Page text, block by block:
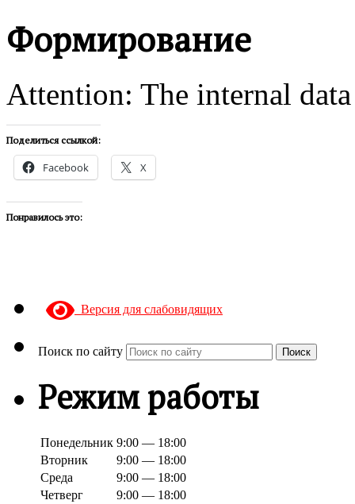
Формирование
Attention: The internal
Поделиться ссылкой:
Facebook X
Понравилось это:
Версия для слабовидящих
Поиск по сайту Поиск
Режим работы
Понедельник 9:00 — 18:00
Вторник
9:00 — 18:00
Среда
9:00 — 18:00
Четверг
9:00 — 18:00